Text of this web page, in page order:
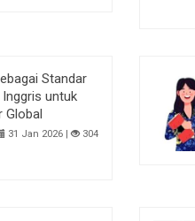
Standar
untuk
Global
31 Jan 2026 | 304